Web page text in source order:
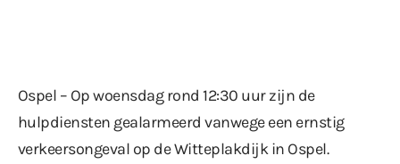
Ospel – Op woensdag rond 12:30 uur zijn de
hulpdiensten gealarmeerd vanwege een ernstig
verkeersongeval op de Witteplakdijk in Ospel.